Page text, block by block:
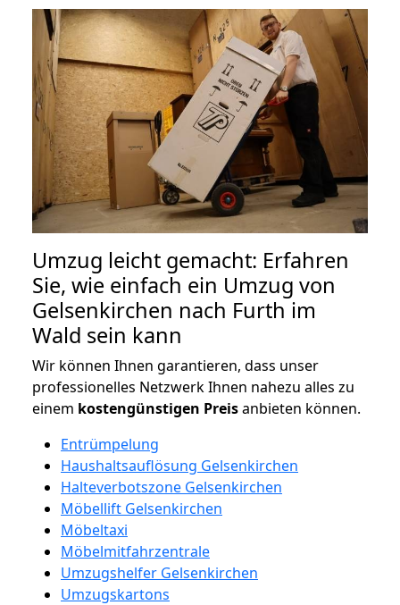
Umzug leicht gemacht: Erfahren
Sie, wie einfach ein Umzug von
Gelsenkirchen nach Furth im
Wald sein kann
Wir können Ihnen garantieren, dass unser
professionelles Netzwerk Ihnen nahezu alles zu
einem kostengünstigen Preisanbieten können.
Entrümpelung
Haushaltsauflösung Gelsenkirchen
Halteverbotszone Gelsenkirchen
Möbellift Gelsenkirchen
Möbeltaxi
Möbelmitfahrzentrale
Umzugshelfer Gelsenkirchen
Umzugskartons